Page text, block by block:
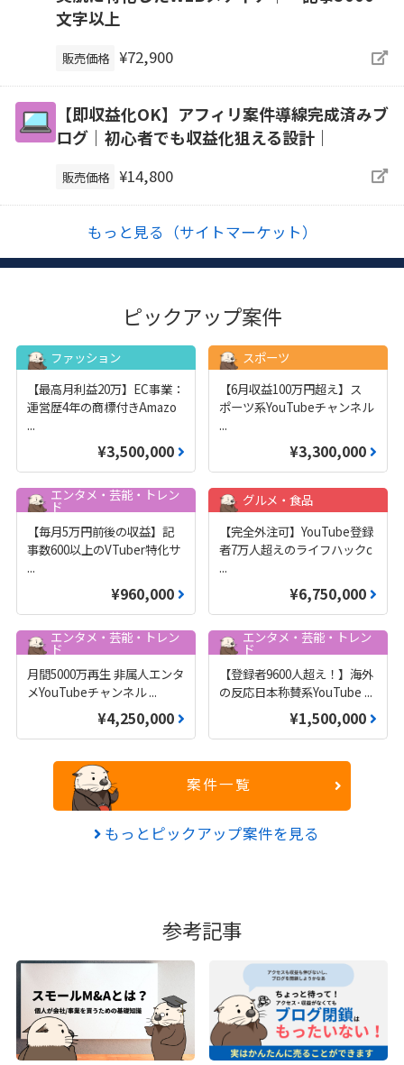
文字以上
販売価格 ¥72,900
【即収益化OK】アフィリ案件導線完成済みブ
ログ｜初心者でも収益化狙える設計｜
販売価格 ¥14,800
もっと見る（サイトマーケット）
ピックアップ案件
ファッション
【最高月利益20万】EC事業：
運営歴4年の商標付きAmazo
...
¥3,500,000
スポーツ
【6月収益100万円超え】ス
ポーツ系YouTubeチャンネル
...
¥3,300,000
エンタメ・芸能・トレン
ド
【毎月5万円前後の収益】記
事数600以上のVTuber特化サ
...
¥960,000
グルメ・食品
【完全外注可】YouTube登録
者7万人超えのライフハックc
...
¥6,750,000
エンタメ・芸能・トレン
ド
月間5000万再生 非属人エンタ
メYouTubeチャンネル...
¥4,250,000
エンタメ・芸能・トレン
ド
【登録者9600人超え！】海外
の反応日本称賛系YouTube ...
¥1,500,000
案件一覧
もっとピックアップ案件を見る
参考記事